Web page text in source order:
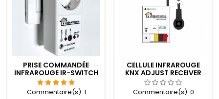
PRISE COMMANDÉE
INFRAROUGE IR-SWITCH
Commentaire(s): 1
CELLULE INFRAROUGE
KNX ADJUST RECEIVER
Commentaire(s): 0